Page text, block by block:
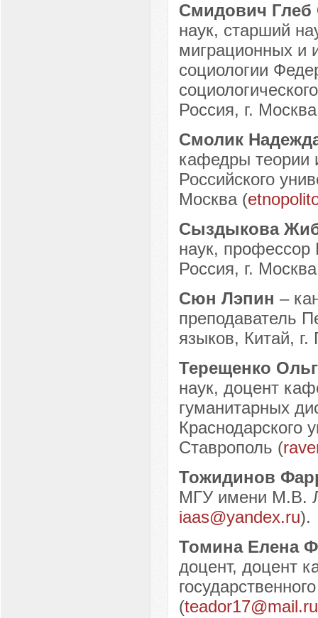
Смидович Глеб
наук, старший
миграционных и
социологии
Россия, г.
Смолик
кафедры теории
Российского
Москва (
Сыздыкова
наук,
Россия, г.
Сюн Лэпин –
преподаватель
языков, Китай, г.
Терещенко
наук, доцент
гуманитарных
Краснодарского
Ставрополь (
Тожидинов
МГУ имени М.В.
iaas@yandex.ru).
Томина Елена
доцент, доцент
(teador17@mail.ru